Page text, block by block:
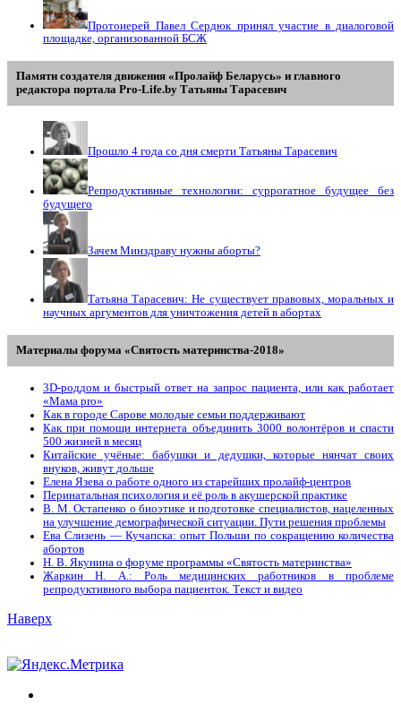
Протоиерей Павел Сердюк принял участие в диалоговой
площадке, организованной БСЖ
Памяти создателя движения «Пролайф Беларусь» и главного
редактора портала Pro-Life.by Tатьяны Tарасевич
Прошло 4 года со дня смерти Татьяны Тарасевич
Репродуктивные технологии: суррогатное будущее без
будущего
Зачем Минздраву нужны аборты?
Татьяна Тарасевич: Не существует правовых, моральных и
научных аргументов для уничтожения детей в абортах
Материалы форума «Святость материнства-2018»
3D-роддом и быстрый ответ на запрос пациента, или как работает
«Мама prо»
Как в городе Сарове молодые семьи поддерживают
Как при помощи интернета объединить 3000 волонтёров и спасти
500 жизней в месяц
Китайские учёные: бабушки и дедушки, которые нянчат своих
внуков, живут дольше
Елена Язева о работе одного из старейших пролайф-центров
Перинатальная психология и её роль в акушерской практике
В. М. Остапенко о биоэтике и подготовке специалистов, нацеленных
на улучшение демографической ситуации. Пути решения проблемы
Ева Слизень — Кучапска: опыт Польши по сокращению количества
абортов
Н. В. Якунина о форуме программы «Святость материнства»
Жаркин Н. А.: Роль медицинских работников в проблеме
репродуктивного выбора пациенток. Tекст и видео
Наверх